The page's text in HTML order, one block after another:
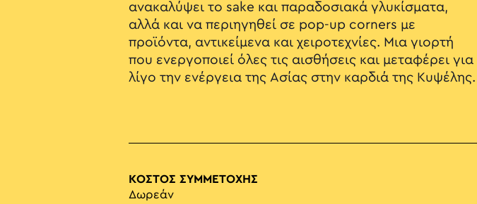
ανακαλύψει το sake και παραδοσιακά γλυκίσματα,
αλλά και να περιηγηθεί σε pop-up corners με
προϊόντα, αντικείμενα και χειροτεχνίες. Μια γιορτή
που ενεργοποιεί όλες τις αισθήσεις και μεταφέρει για
λίγο την ενέργεια της Ασίας στην καρδιά της Κυψέλης.
ΚΟΣΤΟΣ ΣΥΜΜΕΤΟΧΗΣ
Δωρεάν